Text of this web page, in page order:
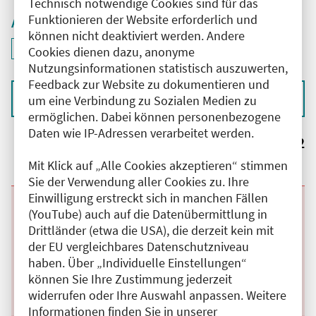
Funktionieren der Website erforderlich und
können nicht deaktiviert werden. Andere
Cookies dienen dazu, anonyme
Nutzungsinformationen statistisch auszuwerten,
Feedback zur Website zu dokumentieren und
um eine Verbindung zu Sozialen Medien zu
ermöglichen. Dabei können personenbezogene
Daten wie IP-Adressen verarbeitet werden.
Mit Klick auf „Alle Cookies akzeptieren“ stimmen
Sie der Verwendung aller Cookies zu. Ihre
Einwilligung erstreckt sich in manchen Fällen
(YouTube) auch auf die Datenübermittlung in
Drittländer (etwa die USA), die derzeit kein mit
der EU vergleichbares Datenschutzniveau
haben. Über „Individuelle Einstellungen“
können Sie Ihre Zustimmung jederzeit
widerrufen oder Ihre Auswahl anpassen. Weitere
Informationen finden Sie in unserer
Aktive Filter
Filter
ID: ANT-2601915
deaktivieren und Suchergebnisse neu laden
Sortieren nach
Ergebnisse: 2
Beginn:
10.09.2026 Ende und Anfangszeit:
-10.09.2026,16:30 Uhr
Veranstaltungstitel:
Online- Fortbildungsreihe „Psychokardiologie
im Fokus“
Veranstaltungsort:
Online
Kategorie:A
Fortbildungspunkte:2
Details anzeigen